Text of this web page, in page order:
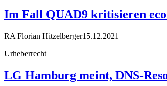
Im Fall QUAD9 kritisieren
RA Florian Hitzelberger15.12.2021
Urheberrecht
LG Hamburg meint, DNS-